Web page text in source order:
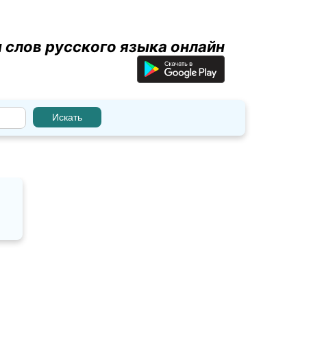
русского языка онлайн